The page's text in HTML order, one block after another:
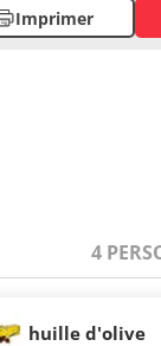
Imprimer
4
huille d'olive